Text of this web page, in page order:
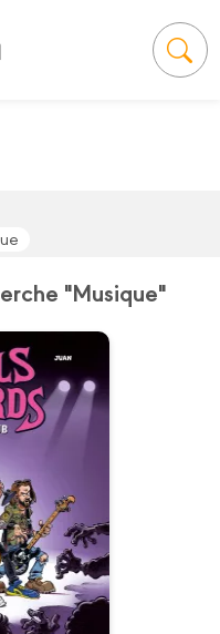
"Musique"
parution :
Le
résistance.